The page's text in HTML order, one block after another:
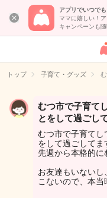
アプリでいつでも
ママに嬉しい！
キャンペーンも随
トップ 子育て・グッズ
むつ市で子育て
とをして過ごし
むつ市で子育てし
をして過ごしてま
先週から本格的に
お友達もいない
こないので、本